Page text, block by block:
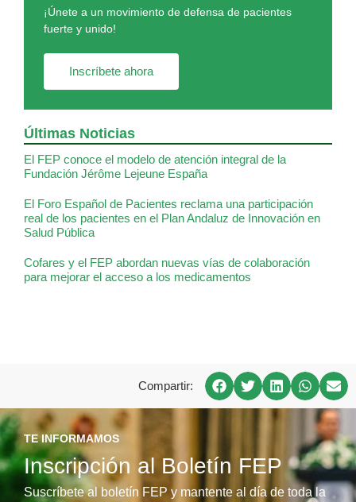
¡Únete a un movimiento de defensa de pacientes
fuerte y unido!
Inscríbete ahora
Últimas Noticias
El FEP conoce el modelo de atención integral de la
Fundación Jérôme Lejeune España
El Foro Español de Pacientes reclama una participación
real de los pacientes en el Plan Andaluz de Innovación en
Salud Pública
Cofares y el FEP abordan nuevas vías de colaboración
para mejorar el acceso a los medicamentos
Compartir:
TE INFORMAMOS
Inscripción al Boletín FEP
Suscríbete al boletín FEP y mantente al día de toda la